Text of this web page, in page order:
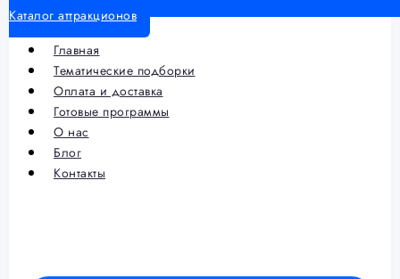
Каталог аттракционов
Главная
Тематические подборки
Оплата и доставка
Готовые программы
О нас
Блог
Контакты